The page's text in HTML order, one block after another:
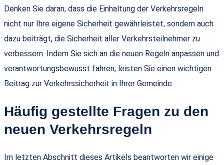
Denken Sie daran, dass die Einhaltung der Verkehrsregeln
nicht nur Ihre eigene Sicherheit gewährleistet, sondern auch
dazu beiträgt, die Sicherheit aller Verkehrsteilnehmer zu
verbessern. Indem Sie sich an die neuen Regeln anpassen und
verantwortungsbewusst fahren, leisten Sie einen wichtigen
Beitrag zur Verkehrssicherheit in Ihrer Gemeinde.
Häufig gestellte Fragen zu den
neuen Verkehrsregeln
Im letzten Abschnitt dieses Artikels beantworten wir einige